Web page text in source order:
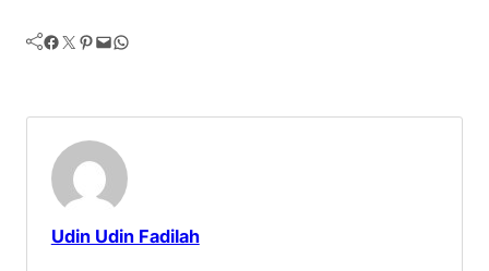
Facebook Twitter Pinterest Mail WhatsApp
Udin Udin Fadilah